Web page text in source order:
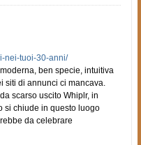
nei-tuoi-30-anni/
ben specie, intuitiva
siti di annunci ci mancava.
scarso uscito Whiplr, in
si chiude in questo luogo
da celebrare